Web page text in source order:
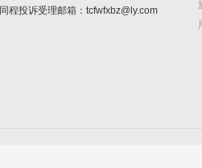
同程投诉受理邮箱：tcfwfxbz@ly.com